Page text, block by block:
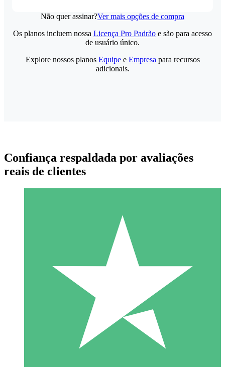
Não quer assinar?Ver mais opções de compra
Pacotes de Créditos Individuais
Pague conforme o uso com créditos de download. Sem
1000
Os planos incluem nossa Licença Pro Padrão e são para acesso
de usuário único.
Explore nossos planos Equipee Empresa para recursos
adicionais.
Confiança respaldada por avaliações
reais de clientes